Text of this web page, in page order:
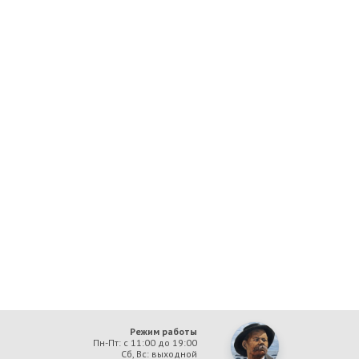
Режим работы
Пн-Пт: с 11:00 до 19:00
Сб, Вс: выходной